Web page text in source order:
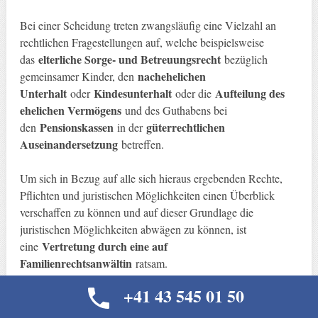
Bei einer Scheidung treten zwangsläufig eine Vielzahl an
rechtlichen Fragestellungen auf, welche beispielsweise
das elterliche Sorge- und Betreuungsrechtbezüglich
gemeinsamer Kinder, den nachehelichen
Unterhalt oderKindesunterhaltoder die Aufteilung des
ehelichen Vermögensund des Guthabens bei
den Pensionskassen in dergüterrechtlichen
Auseinandersetzungbetreffen.
Um sich in Bezug auf alle sich hieraus ergebenden Rechte,
Pflichten und juristischen Möglichkeiten einen Überblick
verschaffen zu können und auf dieser Grundlage die
juristischen Möglichkeiten abwägen zu können, ist
eine Vertretung durch eine auf
Familienrechtsanwältin ratsam.
+41 43 545 01 50